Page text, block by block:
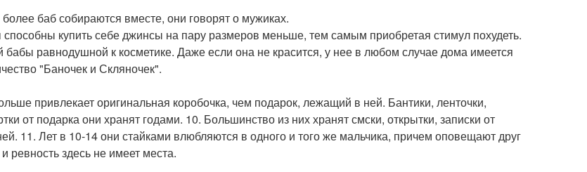
более баб собираются вместе, они говорят о мужиках.
способны купить себе джинсы на пару размеров меньше, тем самым приобретая стимул похудеть.
бабы равнодушной к косметике. Даже если она не красится, у нее в любом случае дома имеется
"Баночек и Скляночек".
привлекает оригинальная коробочка, чем подарок, лежащий в ней. Бантики, ленточки,
от подарка они хранят годами. 10. Большинство из них хранят смски, открытки, записки от
11. Лет в 10-14 они стайками влюбляются в одного и того же мальчика, причем оповещают друг
ревность здесь не имеет места.